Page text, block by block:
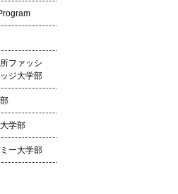
ファッシ
ジ大学部
学部
ー大学部